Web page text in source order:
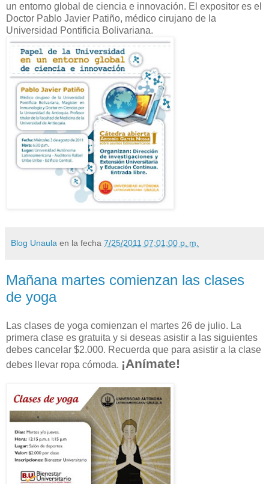
un entorno global de ciencia e innovación. El expositor es el
Doctor Pablo Javier Patiño, médico cirujano de la
Universidad Pontificia Bolivariana.
Blog Unaula en la fecha 7/25/2011 07:01:00 p. m.
Mañana martes comienzan las clases
de yoga
Las clases de yoga comienzan el martes 26 de julio. La
primera clase es gratuita y si deseas asistir a las siguientes
debes cancelar $2.000. Recuerda que para asistir a la clase
debes llevar ropa cómoda. ¡Anímate!